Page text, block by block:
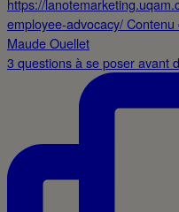
3 questions à se poser avant